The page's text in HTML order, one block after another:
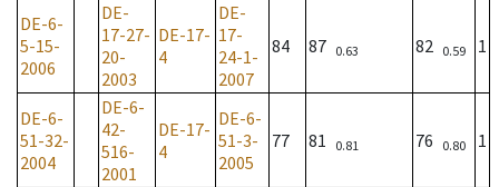
DE-6-
5-15-
2006
DE-
17-27-
20-
2003
DE-17-
4
DE-
17-
24-1-
2007
84 87 0.63 82 0.59 1
DE-6-
51-32-
2004
DE-6-
42-
516-
2001
DE-17-
4
DE-6-
51-3-
2005
77 81 0.81 76 0.80 1